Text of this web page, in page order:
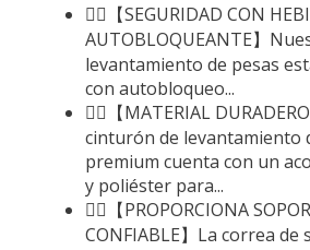
🏋️‍♀️【SEGURIDAD CON
AUTOBLOQUEANTE】
levantamiento de pesas
con autobloqueo...
🤼‍♀️【MATERIAL
cinturón de levantamiento
premium cuenta con un
y poliéster para...
🏋️‍♂️【PROPORCIONA
CONFIABLE】La correa